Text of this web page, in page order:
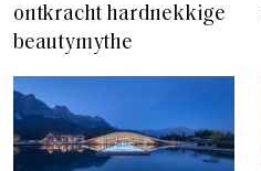
ontkracht hardnekkige
beautymythe